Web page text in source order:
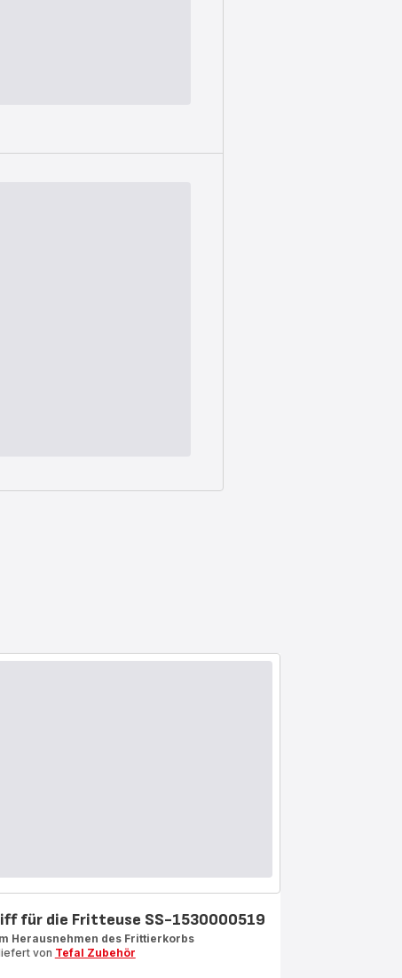
für die Fritteuse SS-1530000519
Herausnehmen des Frittierkorbs
von Tefal Zubehör